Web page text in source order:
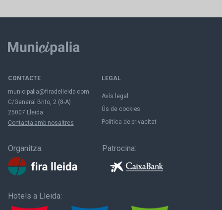
CONTACTE
municipalia@firadelleida.com
C/General Brito, 2 (8-A)
25007 Lleida
Contacta amb nosaltres
LEGAL
Avís legal
Ús de cookies
Política de privacitat
Organitza: Patrocina:
Hotels a Lleida: